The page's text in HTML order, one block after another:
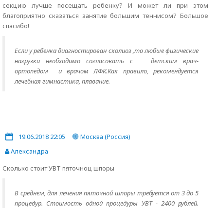
секцию лучше посещать ребенку? И может ли при этом
благоприятно сказаться занятие большим теннисом? Большое
спасибо!
Если у ребенка диагностирован сколиоз ,то любые физические
нагрузки необходимо согласовать с детским врач-
ортопедом и врачом ЛФК.Как правило, рекомендуется
лечебная гимнастика, плавание.
19.06.2018 22:05
Москва (Россия)
Александра
Сколько стоит УВТ пяточноц шпоры
В среднем, для лечения пяточной шпоры требуется от 3 до 5
процедур. Стоимость одной процедуры УВТ - 2400 рублей.